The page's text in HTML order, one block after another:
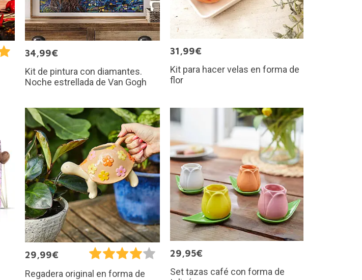
34,99€
Kit de pintura con diamantes.
Noche estrellada de Van Gogh
31,99€
Kit para hacer velas en forma de
flor
29,99€
Regadera original en forma de
29,95€
Set tazas café con forma de